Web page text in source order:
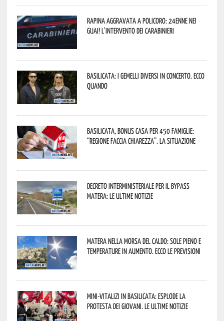
Rapina aggravata a Policoro: 24enne nei
guai! L’intervento dei Carabinieri
Basilicata: i Gemelli DiVersi in concerto. Ecco
quando
Basilicata, Bonus casa per 450 famiglie:
“Regione faccia chiarezza”. La situazione
Decreto interministeriale per il Bypass
Matera: le ultime notizie
Matera nella morsa del caldo: sole pieno e
temperature in aumento. Ecco le previsioni
Mini-vitalizi in Basilicata: esplode la
protesta dei giovani. Le ultime notizie